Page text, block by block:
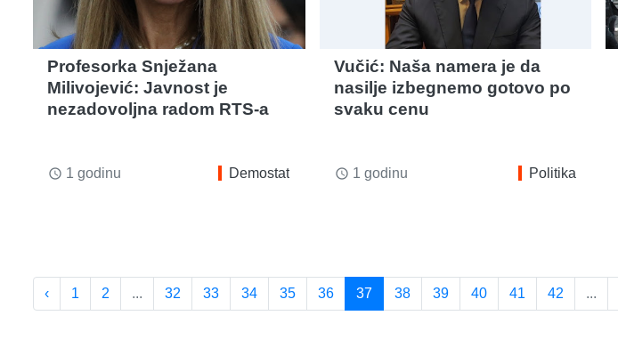
Profesorka Snježana
Milivojević: Javnost je
nezadovoljna radom RTS-a
access_time 1 godinu Demostat
Vučić: Naša namera je da
nasilje izbegnemo gotovo po
svaku cenu
access_time 1 godinu Politika
‹ 1 2 ... 32 33 34 35 36 37 38 39 40 41 42 ...